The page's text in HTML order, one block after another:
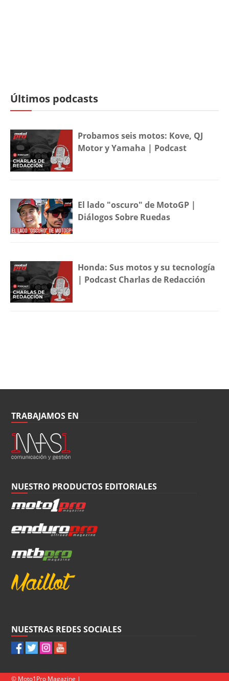
Últimos podcasts
Probamos seis motos: Kove, QJ
Motor y Yamaha | Podcast
El lado "oscuro" de MotoGP |
Diálogos Sobre Ruedas
Honda: Sus motos y su tecnología
| Podcast Charlas de Redacción
TRABAJAMOS EN
NUESTRO PRODUCTOS EDITORIALES
NUESTRAS REDES SOCIALES
© Moto1Pro Magazine |